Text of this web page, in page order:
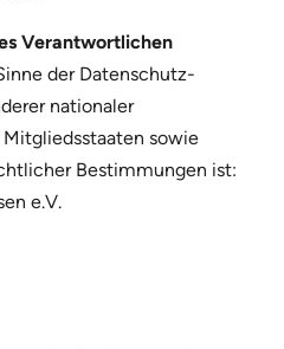
Verantwortlichen
der Datenschutz-
nationaler
sowie
Bestimmungen ist:
e.V.